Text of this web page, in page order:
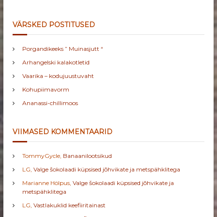
VÄRSKED POSTITUSED
Porgandikeeks ” Muinasjutt “
Arhangelski kalakotletid
Vaarika – kodujuustuvaht
Kohupiimavorm
Ananassi-chillimoos
VIIMASED KOMMENTAARID
TommyGycle, Banaanilootsikud
LG,Valge šokolaadi küpsised jõhvikate ja metspähklitega
Marianne Hölpus,Valge šokolaadi küpsised jõhvikate ja
metspähklitega
LG,Vastlakuklid keefiiritainast